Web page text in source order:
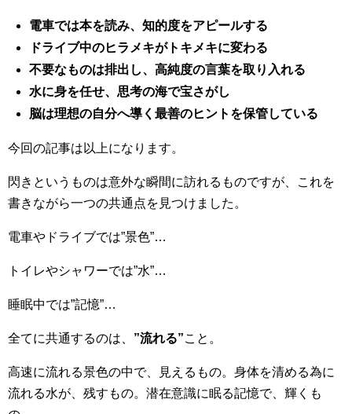
電車では本を読み、知的度をアピールする
ドライブ中のヒラメキがトキメキに変わる
不要なものは排出し、高純度の言葉を取り入れる
水に身を任せ、思考の海で宝さがし
脳は理想の自分へ導く最善のヒントを保管している
今回の記事は以上になります。
閃きというものは意外な瞬間に訪れるものですが、これを
書きながら一つの共通点を見つけました。
電車やドライブでは”景色”…
トイレやシャワーでは”水”…
睡眠中では”記憶”…
全てに共通するのは、 ”流れる”こと。
高速に流れる景色の中で、見えるもの。身体を清める為に
流れる水が、残すもの。潜在意識に眠る記憶で、輝くも